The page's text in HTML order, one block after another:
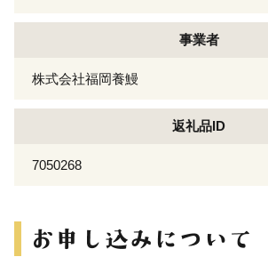
事業者
株式会社福岡養鰻
返礼品ID
7050268